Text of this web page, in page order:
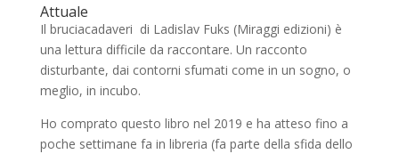
Attuale
Il bruciacadaveri di Ladislav Fuks (Miraggi edizioni) è
una lettura difficile da raccontare. Un racconto
disturbante, dai contorni sfumati come in un sogno, o
meglio, in incubo.
Ho comprato questo libro nel 2019 e ha atteso fino a
poche settimane fa in libreria (fa parte della sfida dello